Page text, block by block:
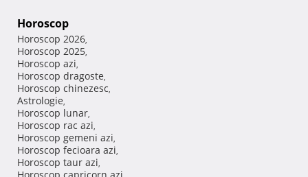
Horoscop
Horoscop 2026,
Horoscop 2025,
Horoscop azi,
Horoscop dragoste,
Horoscop chinezesc,
Astrologie,
Horoscop lunar,
Horoscop rac azi,
Horoscop gemeni azi,
Horoscop fecioara azi,
Horoscop taur azi,